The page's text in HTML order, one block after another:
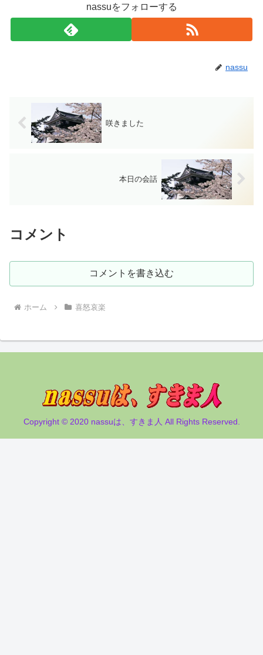
nassuをフォローする
nassu
咲きました
本日の会話
コメント
コメントを書き込む
ホーム 喜怒哀楽
Copyright © 2020 nassuは、すきま人 All Rights Reserved.